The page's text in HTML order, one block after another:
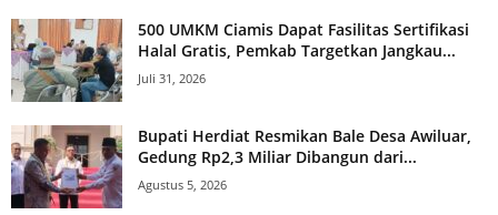
500 UMKM Ciamis Dapat Fasilitas Sertifikasi
Halal Gratis, Pemkab Targetkan Jangkau...
Juli 31, 2026
Bupati Herdiat Resmikan Bale Desa Awiluar,
Gedung Rp2,3 Miliar Dibangun dari...
Agustus 5, 2026